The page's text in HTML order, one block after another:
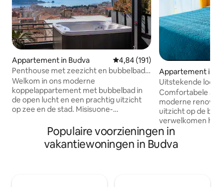
Appartement in Budva Gemiddelde beoordeling van
4,84 (191)
Penthouse met zeezicht en bubbelbad
in de open lucht
Welkom in ons moderne
koppelappartement met bubbelbad in
de open lucht en een prachtig uitzicht
op zee en de stad. Misisuone-
mediterrane villa in een rustige buurt, op
slechts een kilometer afstand van het
dichtstbijzijnde Sloveense strand en op
Appartement in
Uitstekende
minuten van de
Comfortabele
moderne
uitzicht op de
verwelkomen
gemak zijn er 6
160 en een grote
badkamers met
Populaire voorzieningen in
vakantiewoningen in Budva